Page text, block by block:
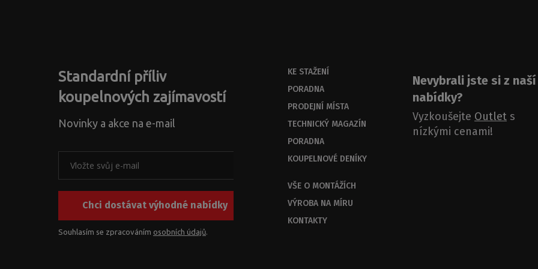
Standardní příliv
koupelnových zajímavostí
Novinky a akce na e-mail
Chci dostávat výhodné nabídky
Souhlasím se zpracováním osobních údajů
KE STAŽENÍ
PORADNA
PRODEJNÍ MÍSTA
TECHNICKÝ MAGAZÍN
PORADNA
KOUPELNOVÉ DENÍKY
VŠE O MONTÁŽÍCH
VÝROBA NA MÍRU
KONTAKTY
Nevybrali jste si z naší
nabídky?
Vyzkoušejte Outlet s
nízkými cenami!